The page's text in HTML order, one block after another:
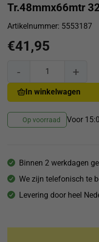
Tr.48mmx66mtr
Artikelnummer: 5553187
€41,95
In winkelwagen
Op voorraad Voor
Binnen 2 werkdagen
We zijn telefonisch te
Levering door heel